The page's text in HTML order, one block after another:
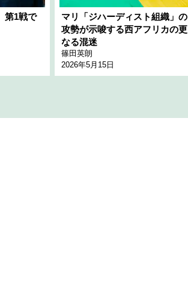
第1戦で
マリ「ジハーディスト組織」の
攻勢が示唆する西アフリカの更
なる混迷
篠田英朗
2026年5月15日